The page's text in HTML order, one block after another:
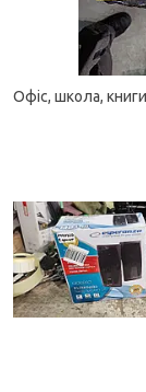
Офіс, школа, книги